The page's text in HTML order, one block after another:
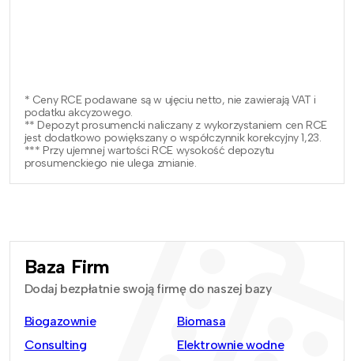
* Ceny RCE podawane są w ujęciu netto, nie zawierają VAT i
podatku akcyzowego.
** Depozyt prosumencki naliczany z wykorzystaniem cen RCE
jest dodatkowo powiększany o współczynnik korekcyjny 1,23.
*** Przy ujemnej wartości RCE wysokość depozytu
prosumenckiego nie ulega zmianie.
Baza Firm
Dodaj bezpłatnie swoją firmę do naszej bazy
Biogazownie
Biomasa
Consulting
Elektrownie wodne